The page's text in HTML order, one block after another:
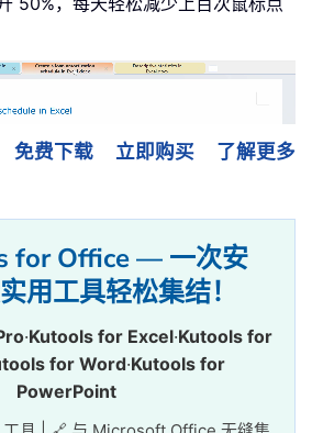
免费下载 立即购买 了解更多
for Office — 一次安
用工具轻松集结！
·Kutools for Excel·Kutools for
for Word·Kutools for
PowerPoint